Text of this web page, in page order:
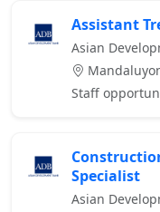
Assistant
Asian
Staff
Specialist
Asian